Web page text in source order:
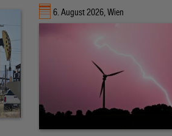
6. August 2026, Wien